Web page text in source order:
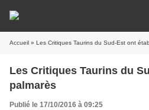
Accueil » Les Critiques Taurins du Sud-Est ont
Les Critiques Taurins du
palmarès
Publié le 17/10/2016 à 09:25